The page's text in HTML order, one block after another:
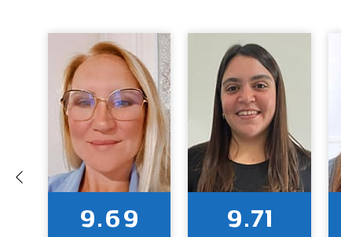
9.71
9.69